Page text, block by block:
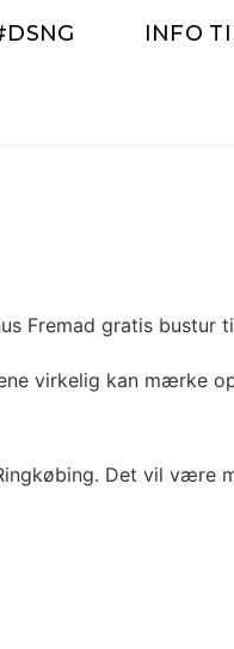
INFO
Fremad gratis bustur
virkelig kan mærke
Det vil være